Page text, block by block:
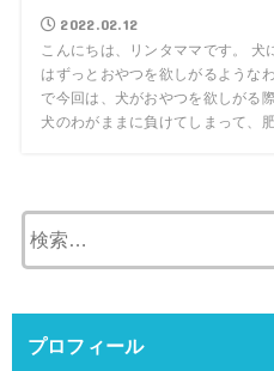
2022.02.12
こんにちは、リンタママです。 犬
はずっとおやつを欲しがるような
で今回は、犬がおやつを欲しがる
犬のわがままに負けてしまって、肥
プロフィール